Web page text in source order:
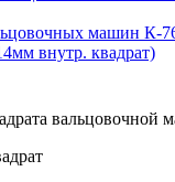
машин К-
внутр. квадрат)
вальцовочной